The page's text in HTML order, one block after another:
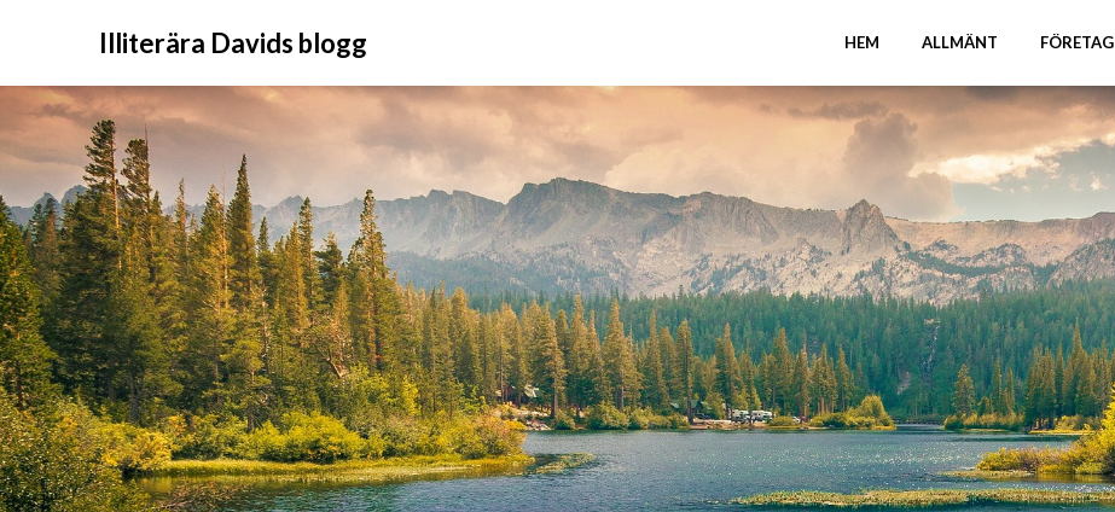
Illiterära Davids blogg HEM ALLMÄNT FÖRETAG